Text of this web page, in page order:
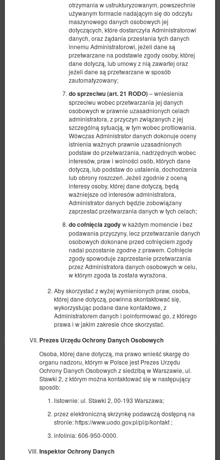
otrzymania w ustrukturyzowanym, powszechnie
używanym formacie nadającym się do odczytu
maszynowego danych osobowych jej
dotyczących, które dostarczyła Administratorowi
danych, oraz żądania przesłania tych danych
innemu Administratorowi, jeżeli dane są
przetwarzane na podstawie zgody osoby, której
dane dotyczą, lub umowy z nią zawartej oraz
jeżeli dane są przetwarzane w sposób
zautomatyzowany;
do sprzeciwu (art. 21 RODO)– wniesienia
sprzeciwu wobec przetwarzania jej danych
osobowych w prawnie uzasadnionych celach
administratora, z przyczyn związanych z jej
szczególną sytuacją, w tym wobec profilowania.
Wówczas Administrator danych dokonuje oceny
istnienia ważnych prawnie uzasadnionych
podstaw do przetwarzania, nadrzędnych wobec
interesów, praw i wolności osób, których dane
dotyczą, lub podstaw do ustalenia, dochodzenia
lub obrony roszczeń. Jeżeli zgodnie z oceną
interesy osoby, której dane dotyczą, będą
ważniejsze od interesów administratora,
Administrator danych będzie zobowiązany
zaprzestać przetwarzania danych w tych celach;
do cofnięcia zgodyw każdym momencie i bez
podawania przyczyny, lecz przetwarzanie danych
osobowych dokonane przed cofnięciem zgody
nadal pozostanie zgodne z prawem. Cofnięcie
zgody spowoduje zaprzestanie przetwarzania
przez Administratora danych osobowych w celu,
w którym zgoda ta została wyrażona.
Aby skorzystać z wyżej wymienionych praw, osoba,
której dane dotyczą, powinna skontaktować się,
wykorzystując podane dane kontaktowe, z
Administratorem danych i poinformować go, z którego
prawa i w jakim zakresie chce skorzystać.
Prezes Urzędu Ochrony Danych Osobowych
Osoba, której dane dotyczą, ma prawo wnieść skargę do
organu nadzoru, którym w Polsce jest Prezes Urzędu
Ochrony Danych Osobowych z siedzibą w Warszawie, ul.
Stawki 2, z którym można kontaktować się w następujący
sposób:
listownie: ul. Stawki 2, 00-193 Warszawa;
przez elektroniczną skrzynkę podawczą dostępną na
stronie: https://www.uodo.gov.pl/pl/p/kontakt ;
infolinia: 606-950-0000.
Inspektor Ochrony Danych
Apartament Lumen Jasień Gdańsk
pow. 39,36 m
1 sypialnia
1 duże łóżko podwójne (Queen), 1 sofa rozkładana (Sofa Bed)
734,60 zł
2 osoby / 1 noc
100 PLN - wcześniejsza wprowadzka (early check-in) poza
standardowymi godzinami
100 PLN - późniejsza wyprowadzka (late check-out) poza
standardowymi godzinami
Sprzątanie apartamentów 2 pokoje 200 zł
Udostępnij
Szczegóły Dostępność
Pokaż oferty